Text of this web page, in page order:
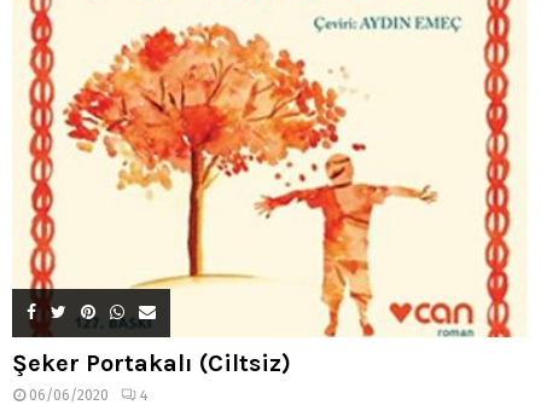
Şeker Portakalı (Ciltsiz)
06/06/2020 4